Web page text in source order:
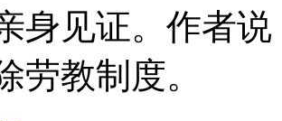
身见证。作者
劳教制度。